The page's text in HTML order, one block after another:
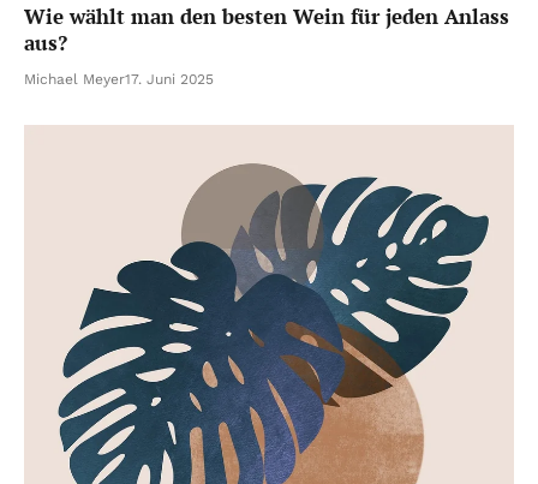
Wie wählt man den besten Wein für jeden Anlass
aus?
Michael Meyer17. Juni 2025